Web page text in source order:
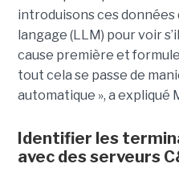
introduisons ces données
langage (LLM) pour voir
cause première et
tout cela se passe de
automatique », a expliqué
Identifier les
avec des serveurs